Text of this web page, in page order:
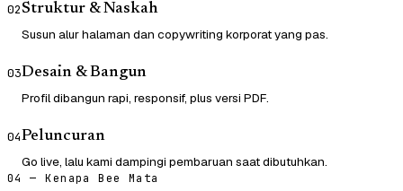
02Struktur & Naskah
Susun alur halaman dan copywriting korporat yang pas.
03Desain & Bangun
Profil dibangun rapi, responsif, plus versi PDF.
04Peluncuran
Go live, lalu kami dampingi pembaruan saat dibutuhkan.
04 — Kenapa Bee Mata